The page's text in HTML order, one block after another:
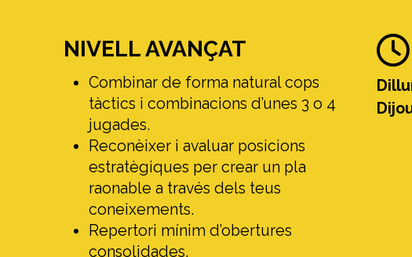
NIVELL AVANÇAT
Combinar de forma natural cops
tàctics i combinacions d’unes 3 o 4
jugades.
Reconèixer i avaluar posicions
estratègiques per crear un pla
raonable a través dels teus
coneixements.
Repertori mínim d’obertures
consolidades.